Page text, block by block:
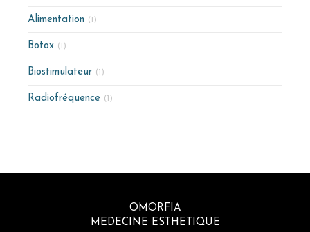
Alimentation (1)
Botox (1)
Biostimulateur (1)
Radiofréquence (1)
OMORFIA
MEDECINE ESTHETIQUE